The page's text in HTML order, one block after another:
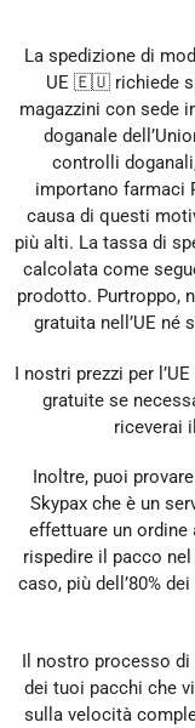
La spedizione di
UE 🇪🇺 richiede
magazzini con sede
doganale
controlli
importano farmaci
causa di questi
più alti. La tassa di
calcolata come
prodotto. Purtroppo,
gratuita nell’UE né
I nostri prezzi per
gratuite se
riceverai
Inoltre, puoi
Skypax che è un
effettuare un ordine
rispedire il pacco nel
caso, più dell’80%
Il nostro processo
dei tuoi pacchi che
sulla velocità